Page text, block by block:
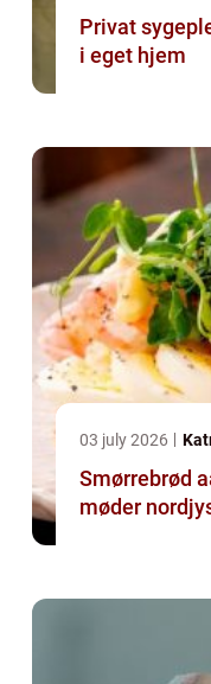
Privat
i eget hjem
03 july 2026
Smørrebrød aalborg
møder